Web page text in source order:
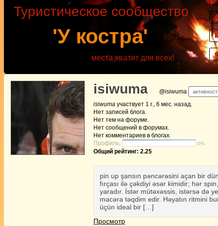
'У костра'
Туристическое сообщество
места хватит для всех!
isiwuma @isiwuma
isiwuma участвует 1 г., 6 мес. назад.
Нет записей блога.
Нет тем на форуме.
Нет сообщений в форумах.
Нет комментариев в блогах.
Профиль:
0%
Общий рейтинг: 2.25
pin up şansın pəncərəsini açan bir
fırçası ilə çəkdiyi əsər kimidir; hər
yaradır. İstər mütəxəssis, istərsə də
macəra təqdim edir. Həyatın ritmini
üçün ideal bir […]
Просмотр